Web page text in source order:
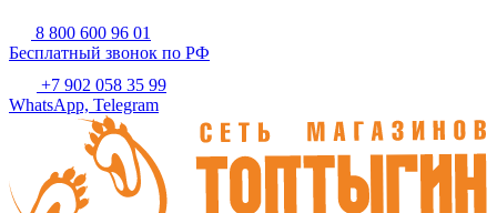
8 800 600 96 01
Бесплатный звонок по РФ
+7 902 058 35 99
WhatsApp, Telegram